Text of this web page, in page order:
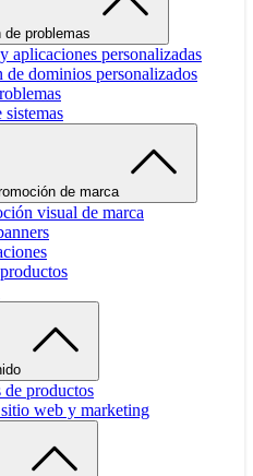
de problemas
aplicaciones personalizadas
dominios personalizados
de marca
visual de marca
de productos
web y marketing